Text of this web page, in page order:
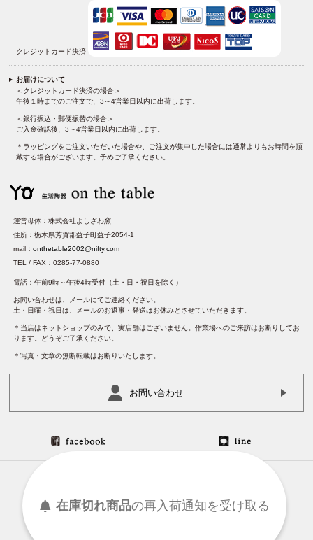
クレジットカード決済
お届けについて
＜クレジットカード決済の場合＞
午後１時までのご注文で、3～4営業日以内に出荷します。
＜銀行振込・郵便振替の場合＞
ご入金確認後、3～4営業日以内に出荷します。
＊ラッピングをご注文いただいた場合や、ご注文が集中した場合には通常よりもお時間を頂
戴する場合がございます。予めご了承ください。
運営母体：株式会社よしざわ窯
住所：栃木県芳賀郡益子町益子2054-1
mail：onthetable2002@nifty.com
TEL / FAX：0285-77-0880
電話：午前9時～午後4時受付（土・日・祝日を除く）
お問い合わせは、メールにてご連絡ください。
土・日曜・祝日は、メールのお返事・発送はお休みとさせていただきます。
＊当店はネットショップのみで、実店舗はございません。作業場へのご来訪はお断りしてお
ります。どうぞご了承ください。
＊写真・文章の無断転載はお断りいたします。
お問い合わせ
在庫切れ商品の再入荷通知を受け取る